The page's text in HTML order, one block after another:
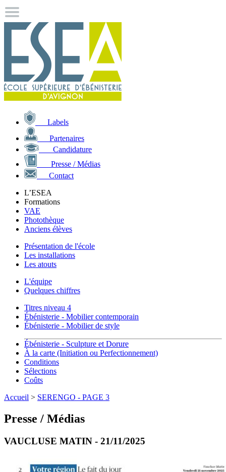
Labels
Partenaires
Candidature
Presse / Médias
Contact
L’ESEA
Formations
VAE
Photothèque
Anciens élèves
Présentation de l'école
Les installations
Les atouts
L'équipe
Quelques chiffres
Titres niveau 4
Ébénisterie - Mobilier contemporain
Ébénisterie - Mobilier de style
Ébénisterie - Sculpture et Dorure
À la carte (Initiation ou Perfectionnement)
Conditions
Sélections
Coûts
Accueil > SERENGO - PAGE 3
Presse / Médias
VAUCLUSE MATIN - 21/11/2025